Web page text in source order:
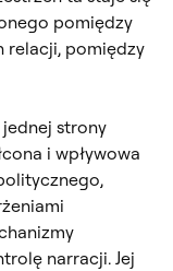
pomiędzy
relacji, pomiędzy
strony
i wpływowa
narracji. Jej